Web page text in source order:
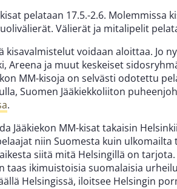
pelataan 17.5.-2.6. Molemmissa
Välierät ja mitalipelit
kisavalmistelut voidaan aloittaa. Jo
Areena ja muut keskeiset
MM-kisoja on selvästi odotettu
Suomen Jääkiekkoliiton
.
Jääkiekon MM-kisat takaisin
niin Suomesta kuin
siitä mitä Helsingillä on
taas ikimuistoisia suomalaisia
Helsingissä, iloitsee Helsingin